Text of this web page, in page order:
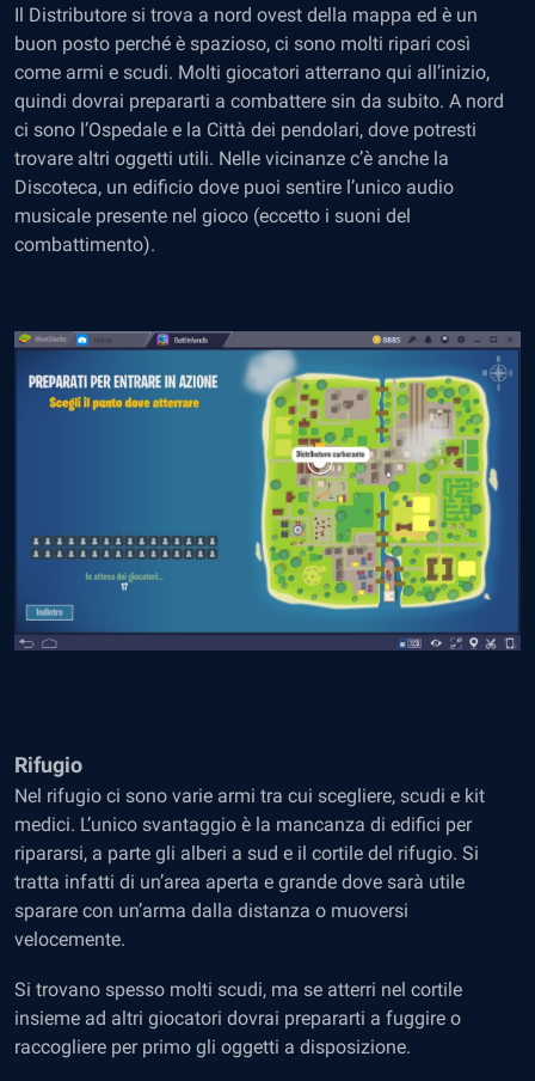
Il Distributore si trova a nord ovest della mappa ed è un
buon posto perché è spazioso, ci sono molti ripari così
come armi e scudi. Molti giocatori atterrano qui all’inizio,
quindi dovrai prepararti a combattere sin da subito. A nord
ci sono l’Ospedale e la Città dei pendolari, dove potresti
trovare altri oggetti utili. Nelle vicinanze c’è anche la
Discoteca, un edificio dove puoi sentire l’unico audio
musicale presente nel gioco (eccetto i suoni del
combattimento).
Rifugio
Nel rifugio ci sono varie armi tra cui scegliere, scudi e kit
medici. L’unico svantaggio è la mancanza di edifici per
ripararsi, a parte gli alberi a sud e il cortile del rifugio. Si
tratta infatti di un’area aperta e grande dove sarà utile
sparare con un’arma dalla distanza o muoversi
velocemente.
Si trovano spesso molti scudi, ma se atterri nel cortile
insieme ad altri giocatori dovrai prepararti a fuggire o
raccogliere per primo gli oggetti a disposizione.